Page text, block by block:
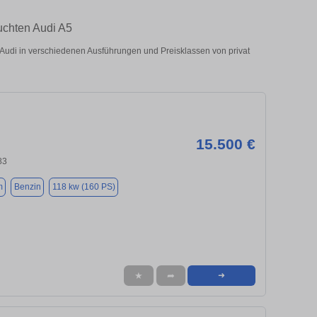
Audi A5
in verschiedenen Ausführungen und Preisklassen von privat
15.500 €
Benzin 118 kw (160 PS)
★ ➦ ➜